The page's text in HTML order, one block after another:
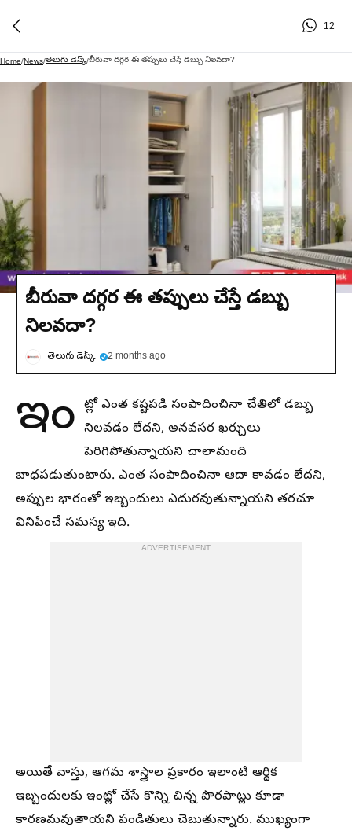
12
Home/News/తెలుగు డెస్క్ /బీరువా దగ్గర ఈ తప్పులు చేస్తే డబ్బు నిలవదా?
బీరువా దగ్గర ఈ తప్పులు చేస్తే డబ్బు
నిలవదా?
తెలుగు డెస్క్ 2 months ago
ఇం ట్లో ఎంత కష్టపడి సంపాదించినా చేతిలో డబ్బు
నిలవడం లేదని, అనవసర ఖర్చులు
పెరిగిపోతున్నాయని చాలామంది
బాధపడుతుంటారు. ఎంత సంపాదించినా ఆదా కావడం లేదని,
అప్పుల భారంతో ఇబ్బందులు ఎదురవుతున్నాయని తరచూ
వినిపించే సమస్య ఇది.
ADVERTISEMENT
అయితే వాస్తు, ఆగమ శాస్త్రాల ప్రకారం ఇలాంటి ఆర్థిక
ఇబ్బందులకు ఇంట్లో చేసే కొన్ని చిన్న పొరపాట్లు కూడా
కారణమవుతాయని పండితులు చెబుతున్నారు. ముఖ్యంగా